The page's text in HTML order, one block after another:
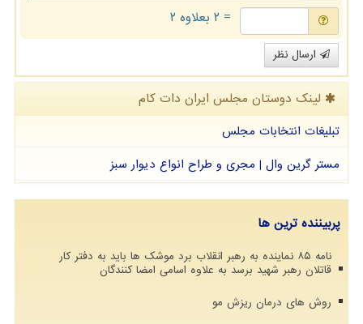
= ۲ بعلاوه ۲
ارسال نظر
لینک دوستان مجلس ایران دات كام
تبلیغات انتخابات مجلس
مستر گرین وال | مجری و طراح انواع دیوار سبز
پربیننده ترین ها
نامه ۸۵ نماینده به رهبر انقلاب برد موشک ها باید به دفتر کار
قاتلان رهبر شهید برسد به علاوه اسامی امضا کنندگان
روش های درمان ریزش مو